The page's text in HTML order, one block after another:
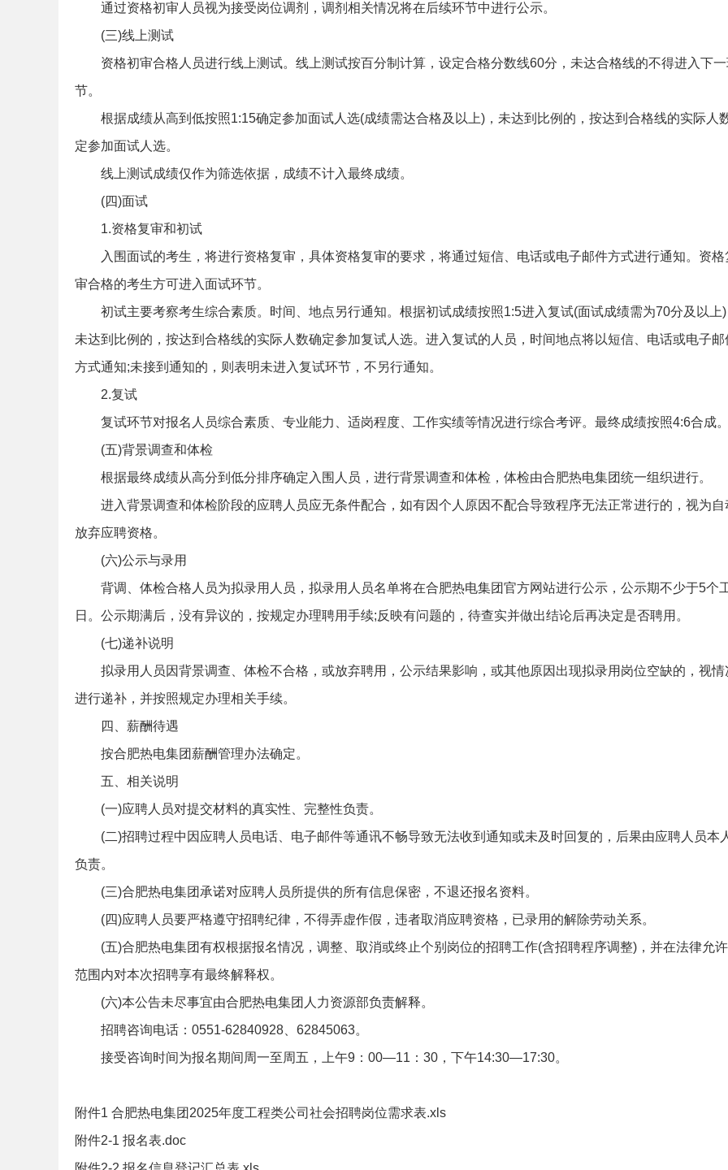
通过资格初审人员视为接受岗位调剂，调剂相关情况将在后续环节中进行公示。
(三)线上测试
资格初审合格人员进行线上测试。线上测试按百分制计算，设定合格分数线60分，未达合格线的不得进入下
节。
根据成绩从高到低按照1:15确定参加面试人选(成绩需达合格及以上)，未达到比例的，按达到合格线的实际人
定参加面试人选。
线上测试成绩仅作为筛选依据，成绩不计入最终成绩。
(四)面试
1.资格复审和初试
入围面试的考生，将进行资格复审，具体资格复审的要求，将通过短信、电话或电子邮件方式进行通知。资格
审合格的考生方可进入面试环节。
初试主要考察考生综合素质。时间、地点另行通知。根据初试成绩按照1:5进入复试(面试成绩需为70分及以上
未达到比例的，按达到合格线的实际人数确定参加复试人选。进入复试的人员，时间地点将以短信、电话或电子邮
方式通知;未接到通知的，则表明未进入复试环节，不另行通知。
2.复试
复试环节对报名人员综合素质、专业能力、适岗程度、工作实绩等情况进行综合考评。最终成绩按照4:6合成
(五)背景调查和体检
根据最终成绩从高分到低分排序确定入围人员，进行背景调查和体检，体检由合肥热电集团统一组织进行。
进入背景调查和体检阶段的应聘人员应无条件配合，如有因个人原因不配合导致程序无法正常进行的，视为自
放弃应聘资格。
(六)公示与录用
背调、体检合格人员为拟录用人员，拟录用人员名单将在合肥热电集团官方网站进行公示，公示期不少于5个
日。公示期满后，没有异议的，按规定办理聘用手续;反映有问题的，待查实并做出结论后再决定是否聘用。
(七)递补说明
拟录用人员因背景调查、体检不合格，或放弃聘用，公示结果影响，或其他原因出现拟录用岗位空缺的，视情
进行递补，并按照规定办理相关手续。
四、薪酬待遇
按合肥热电集团薪酬管理办法确定。
五、相关说明
(一)应聘人员对提交材料的真实性、完整性负责。
(二)招聘过程中因应聘人员电话、电子邮件等通讯不畅导致无法收到通知或未及时回复的，后果由应聘人员本
负责。
(三)合肥热电集团承诺对应聘人员所提供的所有信息保密，不退还报名资料。
(四)应聘人员要严格遵守招聘纪律，不得弄虚作假，违者取消应聘资格，已录用的解除劳动关系。
(五)合肥热电集团有权根据报名情况，调整、取消或终止个别岗位的招聘工作(含招聘程序调整)，并在法律允
范围内对本次招聘享有最终解释权。
(六)本公告未尽事宜由合肥热电集团人力资源部负责解释。
招聘咨询电话：0551-62840928、62845063。
接受咨询时间为报名期间周一至周五，上午9：00—11：30，下午14:30—17:30。
附件1 合肥热电集团2025年度工程类公司社会招聘岗位需求表.xls
附件2-1 报名表.doc